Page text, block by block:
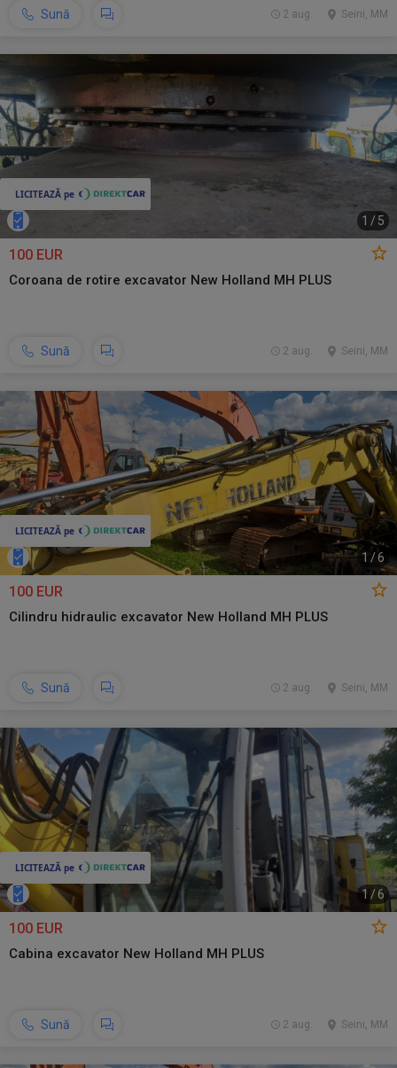
Sună Seini, MM
2 aug.
1 / 5
100 EUR
Coroana de rotire excavator New Holland MH PLUS
Sună Seini, MM
2 aug.
1 /6
100 EUR
Cilindru hidraulic excavator New Holland MH PLUS
Sună Seini, MM
2 aug.
1 /6
100 EUR
Cabina excavator New Holland MH PLUS
Sună Seini, MM
2 aug.